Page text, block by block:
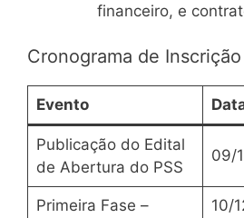
financeiro, e
Cronograma de
Evento
Publicação do Edital
de Abertura do PSS
09/
Primeira Fase –
10/